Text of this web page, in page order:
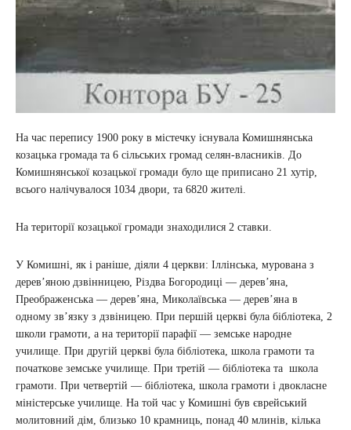
На час перепису 1900 року в містечку існувала Комишнянська
козацька громада та 6 сільських громад селян-власників. До
Комишнянської козацької громади було ще приписано 21 хутір,
всього налічувалося 1034 двори, та 6820 жителі.
На території козацької громади знаходилися 2 ставки.
У Комишні, як і раніше, діяли 4 церкви: Іллінська, мурована з
дерев’яною дзвінницею, Різдва Богородиці — дерев’яна,
Преображенська — дерев’яна, Миколаївська — дерев’яна в
одному зв’язку з дзвіницею. При першій церкві була бібліотека, 2
школи грамоти, а на території парафії — земське народне
училище. При другій церкві була бібліотека, школа грамоти та
початкове земське училище. При третій — бібліотека та школа
грамоти. При четвертій — бібліотека, школа грамоти і двокласне
міністерське училище. На той час у Комишні був єврейський
молитовний дім, близько 10 крамниць, понад 40 млинів, кілька